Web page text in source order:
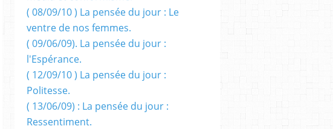
( 08/09/10 ) La pensée du jour : Le
ventre de nos femmes.
( 09/06/09). La pensée du jour :
l'Espérance.
( 12/09/10 ) La pensée du jour :
Politesse.
( 13/06/09) : La pensée du jour :
Ressentiment.